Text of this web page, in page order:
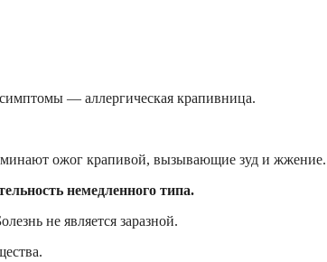
— аллергическая крапивница.
ожог крапивой, вызывающие зуд и жжение.
немедленного типа.
не является заразной.